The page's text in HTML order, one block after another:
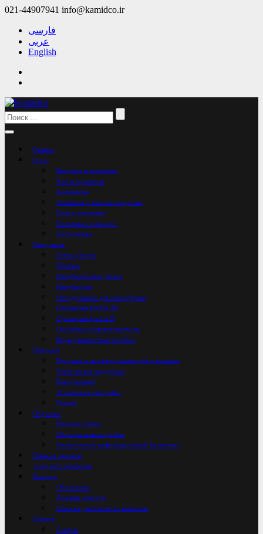
021-44907941 info@kamidco.ir
فارسی
عربی
English
Главная
О нас
Введение в компанию
Члены правления
Акционеры
Заявление о миссии и видении
Цели и стратегия
Политика и ценности
Достижения
Продукция
Лоток для яиц
Теплица
Инкубационные детали
Инкубаторы
Оборудование для птицефермы
Одинарная флейта Ля
Одинарная флейта B
Орошение и климат-контроль
Виды упаковочных коробок
Продажи
Продажи и послепродажное обслуживание
Техническая поддержка
Консультация
Установка и настройка
Ремонт
Обучение
Научные статьи
Образовательные файлы
Ежемесячный информационный бюллетень
Планы и проекты
Тендеры и аукционы
Новости
Объявления
Деловые новости
Новости деятельности компании
Галерея
Галерея